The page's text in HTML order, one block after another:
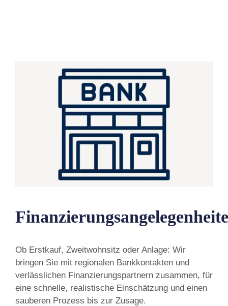
Ob Erstkauf, Zweitwohnsitz oder Anlage: Wir
bringen Sie mit regionalen Bankkontakten und
verlässlichen Finanzierungspartnern zusammen, für
eine schnelle, realistische Einschätzung und einen
sauberen Prozess bis zur Zusage.